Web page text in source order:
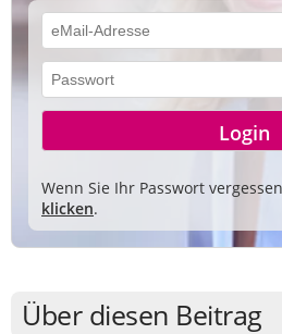
Wenn Sie Ihr Passwort
klicken.
Über diesen Beitrag